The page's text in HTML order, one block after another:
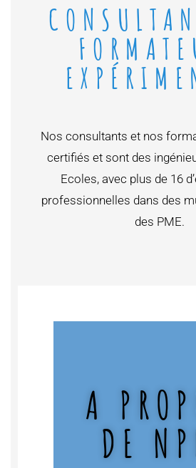
CONSULTANTS ET
Nos consultants et nos
certifiés et sont des
Ecoles, avec plus de 16
professionnelles dans des
des PME.
A PROPOS
DE